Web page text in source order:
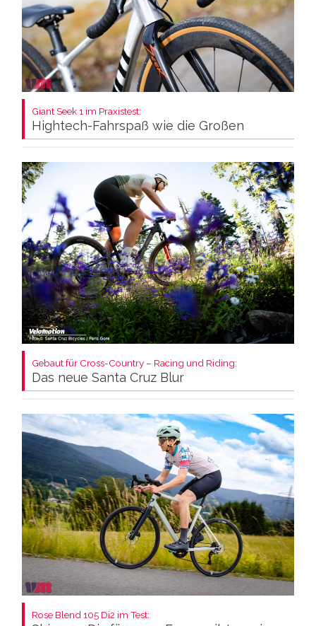
Giant Seek 1 im Praxistest:
Hightech-Fahrspaß wie die Großen
Gebaut für Cross-Country – Racing und Riding:
Das neue Santa Cruz Blur
Rose Blend 105 Di2 im Test: